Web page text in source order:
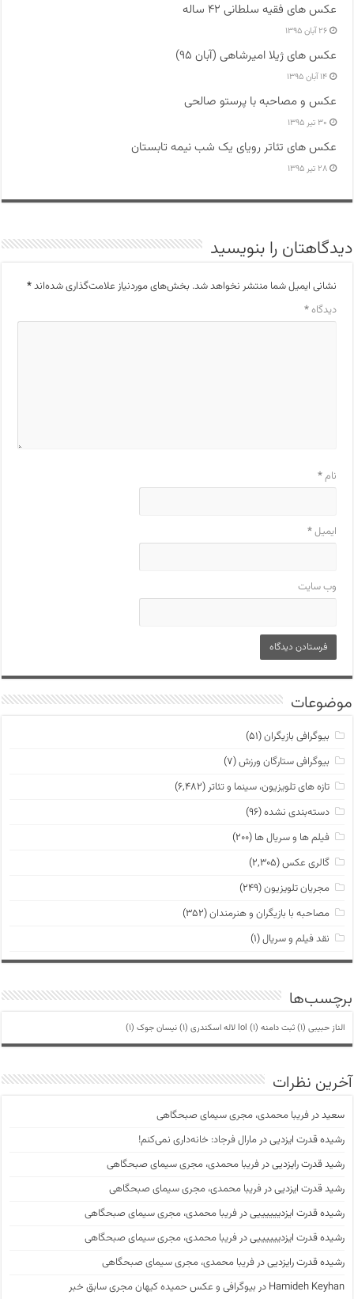
عکس های فقیه سلطانی ۴۲ ساله
۲۶ آبان ۱۳۹۵
عکس های ژیلا امیرشاهی (آبان ۹۵)
۱۴ آبان ۱۳۹۵
عکس و مصاحبه با پرستو صالحی
۳۰ تیر ۱۳۹۵
عکس های تئاتر رویای یک شب نیمه تابستان
۲۸ تیر ۱۳۹۵
دیدگاهتان را بنویسید
نشانی ایمیل شما منتشر نخواهد شد. بخش‌های موردنیاز علامت‌گذاری شده‌اند*
دیدگاه*
نام*
ایمیل*
وب‌ سایت
موضوعات
بیوگرافی بازیگران(۵۱)
بیوگرافی ستارگان ورزش(۷)
تازه های تلویزیون، سینما و تئاتر (۶,۴۸۲)
دسته‌بندی نشده(۹۶)
فیلم ها و سریال ها (۲۰۰)
گالری عکس(۲,۳۰۵)
مجریان تلویزیون(۲۴۹)
مصاحبه با بازیگران و هنرمندان(۳۵۲)
نقد فیلم و سریال(۱)
برچسب‌ها
الناز حبیبی (1) ثبت دامنه lol (1) لاله اسکندری (1) نیسان جوک (1)
آخرین نظرات
سعیددرفریبا محمدی، مجری سیمای صبحگاهی
رشیده قدرت ایزدییدرمارال فرجاد: خانه‌داری نمی‌کنم!
رشید قدرت رایزدییدرفریبا محمدی، مجری سیمای صبحگاهی
رشید قدرت ایزدییدرفریبا محمدی، مجری سیمای صبحگاهی
رشیده قدرت ایزدیییییییدرفریبا محمدی، مجری سیمای صبحگاهی
رشیده قدرت ایزدیییییییدرفریبا محمدی، مجری سیمای صبحگاهی
رشیده قدرت رایزدییدرفریبا محمدی، مجری سیمای صبحگاهی
Hamideh Keyhan در بیوگرافی و عکس حمیده کیهان مجری سابق خبر